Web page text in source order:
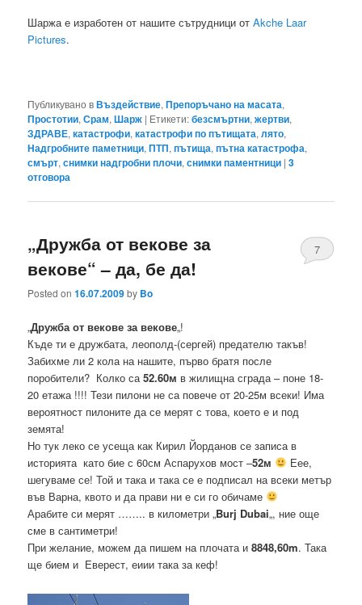
Шаржа е изработен от нашите сътрудници отAkche Laar
Pictures.
Публикувано вВъздействие,Препоръчано на масата,
Простотии,Срам,Шарж | Етикети:безсмъртни,жертви,
ЗДРАВЕ,катастрофи,катастрофи по пътищата,лято,
Надгробните паметници,ПТП,пътища,пътна катастрофа,
смърт,снимки надгробни плочи,снимки паментници |3
отговора
„Дружба от векове за
векове“ – да, бе да!
Posted on16.07.2009by Bo
7
„Дружба от векове за векове„!
Къде ти е дружбата, леополд-(сергей) предателю такъв!
Забихме ли 2 кола на нашите, първо братя после
поробители? Колко са52.60м в жилищна сграда – поне 18-
20 етажа !!!! Тези пилони не са повече от 20-25м всеки! Има
вероятност пилоните да се мерят с това, което е и под
земята!
Но тук леко се усеща как Кирил Йорданов се записа в
историята като бие с 60см Аспарухов мост –52м
Еее,
шегуваме се! Той и така и така се е подписал на всеки метър
във Варна, квото и да прави ни е си го обичаме
Арабите си мерят …….. в километри „Burj Dubai„, ние още
сме в сантиметри!
При желание, можем да пишем на плочата и8848,60m. Така
ще бием и Еверест, еиии така за кеф!